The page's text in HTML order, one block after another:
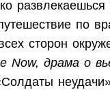
развлекаешься
по
сторон
Now, драма о